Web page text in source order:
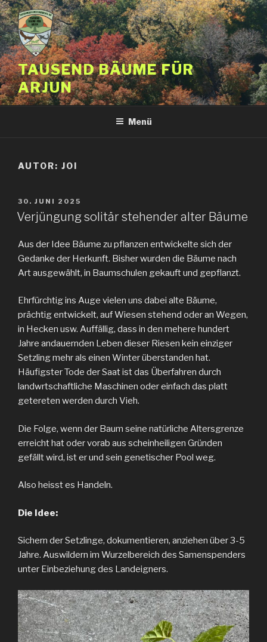
Zum
Inhalt
springen
TAUSEND BÄUME FÜR
ARJUN
Menü
AUTOR: JOI
VERÖFFENTLICHT
AM
30. JUNI 2025
Verjüngung solitär stehender alter Bäume
Aus der Idee Bäume zu pflanzen entwickelte sich der
Gedanke der Herkunft. Bisher wurden die Bäume nach
Art ausgewählt, in Baumschulen gekauft und gepflanzt.
Ehrfürchtig ins Auge vielen uns dabei alte Bäume,
prächtig entwickelt, auf Wiesen stehend oder an Wegen,
in Hecken usw. Auffällig, dass in den mehere hundert
Jahre andauernden Leben dieser Riesen kein einziger
Setzling mehr als einen Winter überstanden hat.
Häufigster Tode der Saat ist das Überfahren durch
landwrtschaftliche Maschinen oder einfach das platt
getereten werden durch Vieh.
Die Folge, wenn der Baum seine natürliche Altersgrenze
erreicht hat oder vorab aus scheinheiligen Gründen
gefällt wird, ist er und sein genetischer Pool weg.
Also heisst es Handeln.
Die Idee:
Sichern der Setzlinge, dokumentieren, anziehen über 3-5
Jahre. Auswildern im Wurzelbereich des Samenspenders
unter Einbeziehung des Landeigners.